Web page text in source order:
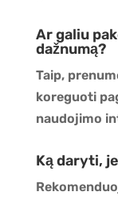
Ar galiu
dažnumą?
Taip,
koreguoti
naudojimo
Ką daryti,